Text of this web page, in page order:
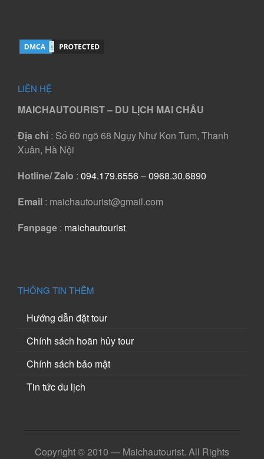
LIÊN HỆ
MAICHAUTOURIST – DU LỊCH MAI CHÂU
Địa chỉ : Số 60 ngõ 68 Ngụy Như Kon Tum, Thanh
Xuân, Hà Nội
Hotline/ Zalo : 094.179.6556–0968.30.6890
Email : maichautourist@gmail.com
Fanpage : maichautourist
THÔNG TIN THÊM
Hướng dẫn đặt tour
Chính sách hoãn hủy tour
Chính sách bảo mật
Tin tức du lịch
Copyright © 2010 — Maichautourist. All Rights